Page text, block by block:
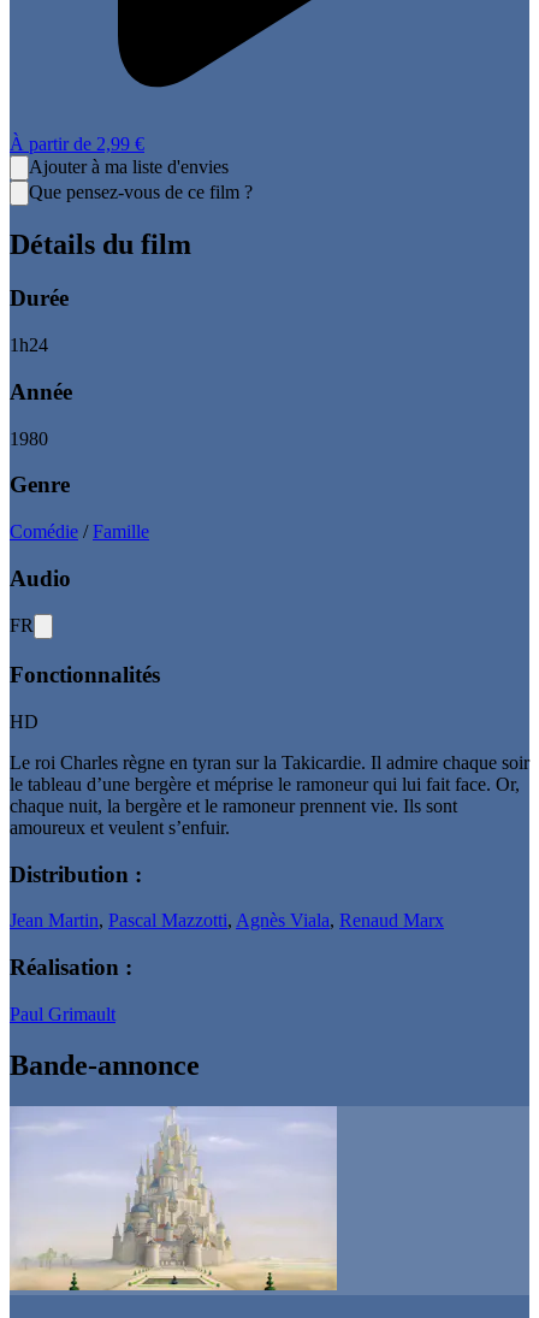
À partir de 2,99 €
Ajouter à ma liste d'envies
Que pensez-vous de ce film ?
Détails du film
Durée
1h24
Année
1980
Genre
Comédie /Famille
Audio
FR
Fonctionnalités
HD
Le roi Charles règne en tyran sur la Takicardie. Il admire chaque soir
le tableau d’une bergère et méprise le ramoneur qui lui fait face. Or,
chaque nuit, la bergère et le ramoneur prennent vie. Ils sont
amoureux et veulent s’enfuir.
Distribution :
Jean Martin, Pascal Mazzotti, Agnès Viala, Renaud Marx
Réalisation :
Paul Grimault
Bande-annonce